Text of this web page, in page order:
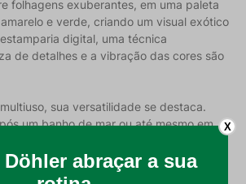
folhagens exuberantes, em uma paleta
e verde, criando um visual exótico
digital, uma técnica
de detalhes e a vibração das cores são
sua versatilidade se destaca.
um banho de mar ou até mesmo em
transformar em um item de moda, ideal
sob o sol.
X